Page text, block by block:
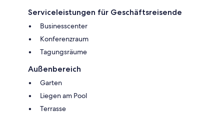
Serviceleistungen für Geschäftsreisende
Businesscenter
Konferenzraum
Tagungsräume
Außenbereich
Garten
Liegen am Pool
Terrasse